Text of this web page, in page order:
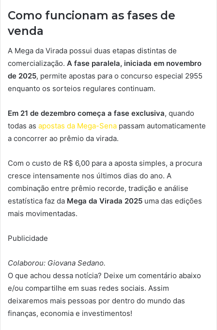
Como funcionam as fases de
venda
A Mega da Virada possui duas etapas distintas de
comercialização. A fase paralela, iniciada em novembro
de 2025, permite apostas para o concurso especial 2955
enquanto os sorteios regulares continuam.
Em 21 de dezembro começa a fase exclusiva, quando
todas as apostas da Mega-Sena passam automaticamente
a concorrer ao prêmio da virada.
Com o custo de R$ 6,00 para a aposta simples, a procura
cresce intensamente nos últimos dias do ano. A
combinação entre prêmio recorde, tradição e análise
estatística faz da Mega da Virada 2025 uma das edições
mais movimentadas.
Publicidade
Colaborou: Giovana Sedano.
O que achou dessa notícia? Deixe um comentário abaixo
e/ou compartilhe em suas redes sociais. Assim
deixaremos mais pessoas por dentro do mundo das
finanças, economia e investimentos!